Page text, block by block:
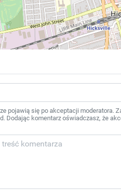
pojawią się po akceptacji moderatora.
Dodając komentarz oświadczasz, że